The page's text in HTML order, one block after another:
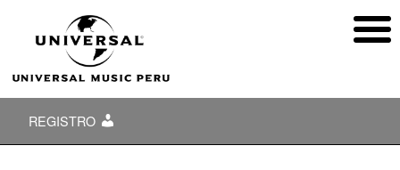
REGISTRO